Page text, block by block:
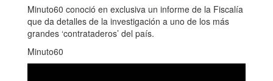
Minuto60 conoció en exclusiva un informe de la Fiscalía
que da detalles de la investigación a uno de los más
grandes ‘contrataderos’ del país.
Minuto60